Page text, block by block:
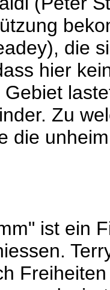
die
hier
Zu
die
ist ein